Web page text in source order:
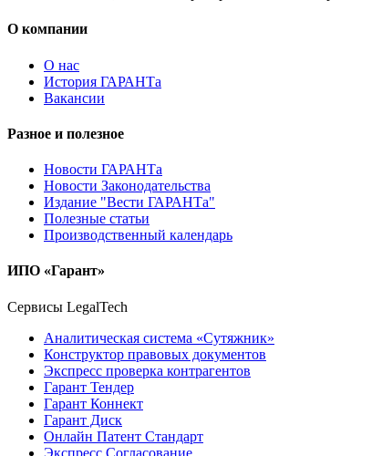
О компании
О нас
История ГАРАНТа
Вакансии
Разное и полезное
Новости ГАРАНТа
Новости Законодательства
Издание "Вести ГАРАНТа"
Полезные статьи
Производственный календарь
ИПО «Гарант»
Сервисы LegalTech
Аналитическая система «Сутяжник»
Конструктор правовых документов
Экспресс проверка контрагентов
Гарант Тендер
Гарант Коннект
Гарант Диск
Онлайн Патент Стандарт
Экспресс Согласование